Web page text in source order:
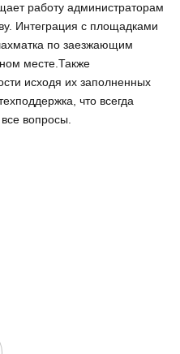
работу администраторам
Интеграция с площадками
по заезжающим
месте.Также
исходя их заполненных
что всегда
вопросы.